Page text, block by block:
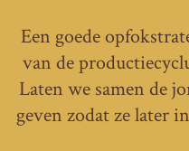
Een goede
van de
Laten we samen de
geven zodat ze later